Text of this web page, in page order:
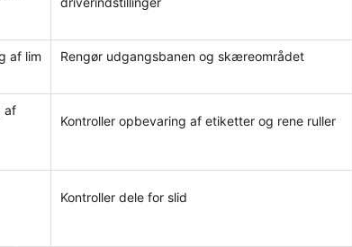
af lim Rengør udgangsbanen og skæreområdet
af
Kontroller opbevaring af etiketter og rene ruller
Kontroller dele for slid